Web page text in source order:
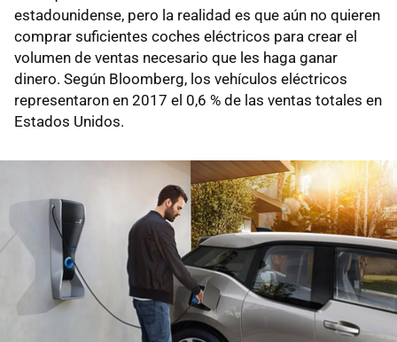
estadounidense, pero la realidad es que aún no quieren
comprar suficientes coches eléctricos para crear el
volumen de ventas necesario que les haga ganar
dinero. Según Bloomberg, los vehículos eléctricos
representaron en 2017 el 0,6 % de las ventas totales en
Estados Unidos.